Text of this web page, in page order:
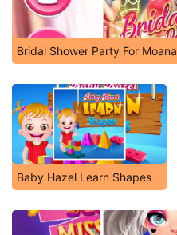
Bridal Shower Party For Moana
Baby Hazel Learn Shapes